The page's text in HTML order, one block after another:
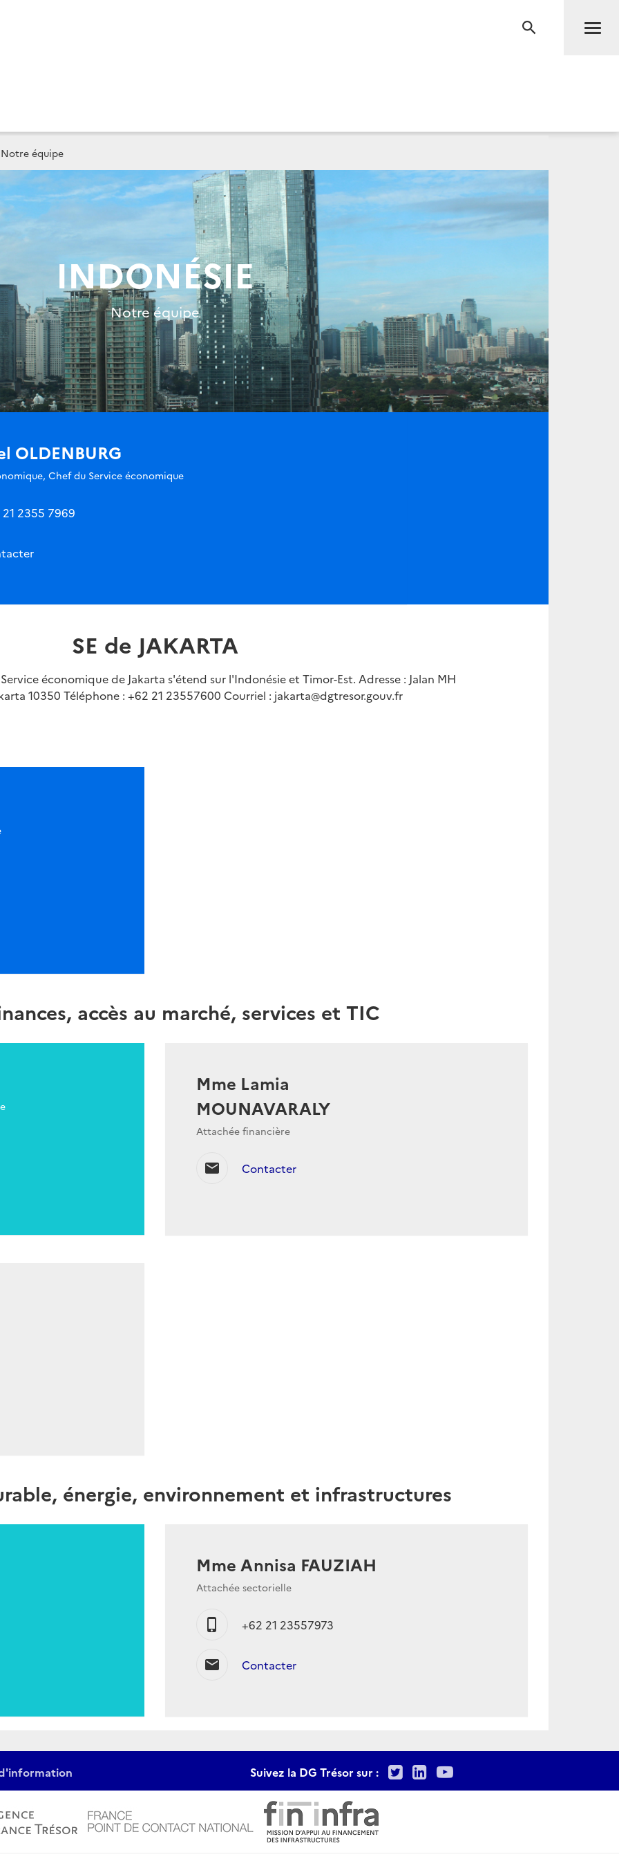
RECHERCHE
Notre équipe
INDONÉSIE
Notre équipe
OLDENBURG
Chef du Service économique
2355 7969
SE de JAKARTA
économique de Jakarta s'étend sur l'Indonésie et Timor-Est. Adresse : Jalan MH
10350 Téléphone : +62 21 23557600 Courriel : jakarta@dgtresor.gouv.fr
accès au marché, services et TIC
Mme Lamia
MOUNAVARALY
Attachée financière
mail Contacter
énergie, environnement et infrastructures
Mme Annisa FAUZIAH
Attachée sectorielle
phone_iphone +62 21 23557973
mail Contacter
Suivez la DG Trésor sur : TwitterLinkedIn
Youtube